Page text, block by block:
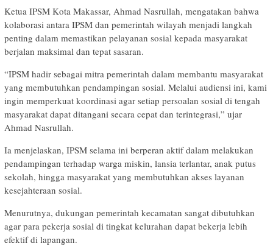
Ketua IPSM Kota Makassar, Ahmad Nasrullah, mengatakan bahwa
kolaborasi antara IPSM dan pemerintah wilayah menjadi langkah
penting dalam memastikan pelayanan sosial kepada masyarakat
berjalan maksimal dan tepat sasaran.
“IPSM hadir sebagai mitra pemerintah dalam membantu masyarakat
yang membutuhkan pendampingan sosial. Melalui audiensi ini, kami
ingin memperkuat koordinasi agar setiap persoalan sosial di tengah
masyarakat dapat ditangani secara cepat dan terintegrasi,” ujar
Ahmad Nasrullah.
Ia menjelaskan, IPSM selama ini berperan aktif dalam melakukan
pendampingan terhadap warga miskin, lansia terlantar, anak putus
sekolah, hingga masyarakat yang membutuhkan akses layanan
kesejahteraan sosial.
Menurutnya, dukungan pemerintah kecamatan sangat dibutuhkan
agar para pekerja sosial di tingkat kelurahan dapat bekerja lebih
efektif di lapangan.